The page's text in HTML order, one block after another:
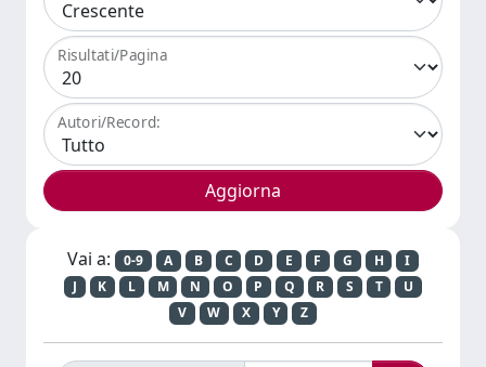
Risultati/Pagina
Autori/Record:
Vai a: 0-9 A B C D E F G H
I
J
K L M N O P Q R S T
U
V
W X Y Z